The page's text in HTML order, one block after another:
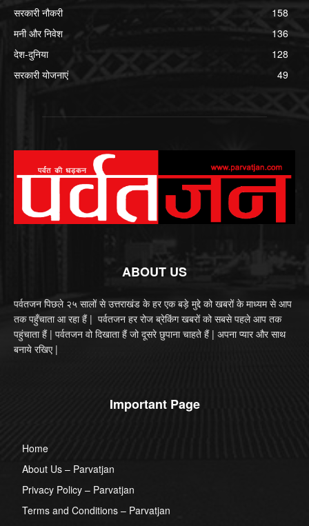
सरकारी नौकरी
158
मनी और निवेश
136
देश-दुनिया
128
सरकारी योजनाएं
49
ABOUT US
पर्वतजन पिछले २५ सालों से उत्तराखंड के हर एक बड़े मुद्दे को खबरों के माध्यम से आप
तक पहुँचाता आ रहा हैं | पर्वतजन हर रोज ब्रेकिंग खबरों को सबसे पहले आप तक
पहुंचाता हैं | पर्वतजन वो दिखाता हैं जो दूसरे छुपाना चाहते हैं | अपना प्यार और साथ
बनाये रखिए |
Important Page
Home
About Us – Parvatjan
Privacy Policy – Parvatjan
Terms and Conditions – Parvatjan